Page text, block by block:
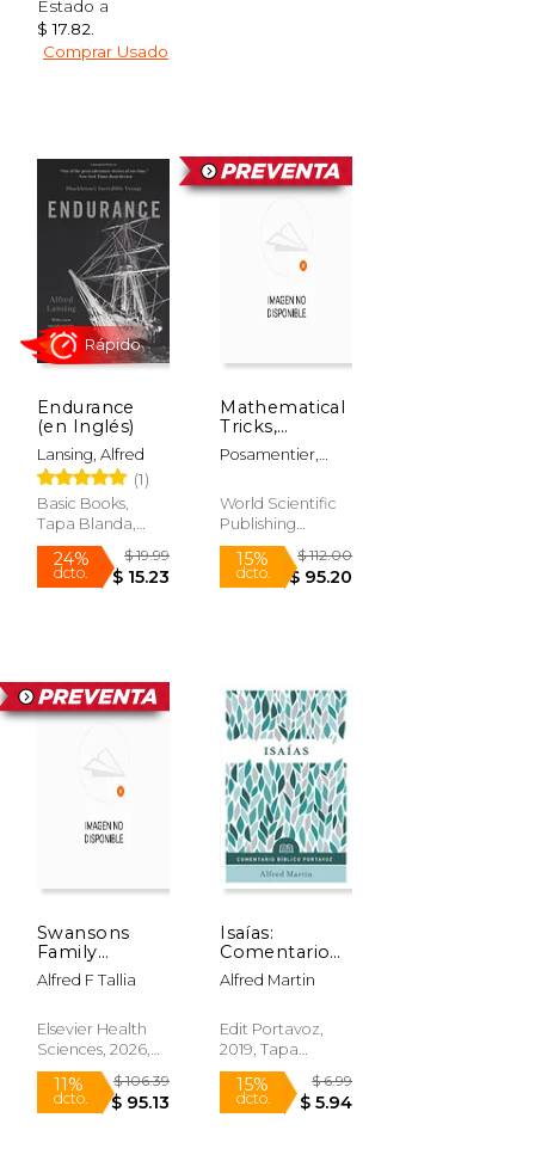
12%
dcto.
$ 26.99
Estado a
$ 17.82
Comprar Usado
Endurance
(en Inglés)
Lansing, Alfred
(1)
Basic Books,
Tapa Blanda,
Nuevo
Mathematical
Tricks,
Puzzles and
Oddities for
and Old (en
Inglés)
Posamentier,
World Scientific
Publishing
Company, Tapa
Dura, Nuevo
Swansons
Family
Medicine
Review (en
Alfred F Tallia
Elsevier Health
Sciences, 2026,
Tapa Blanda,
Nuevo
Isaías:
Comentario
Bíblico
Portavoz
Bíblico
Portavoz
Alfred Martin
Edit Portavoz,
2019, Tapa
Blanda, Nuevo